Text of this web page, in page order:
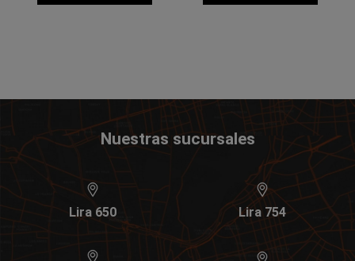
Nuestras sucursales
Lira 650 Lira 754